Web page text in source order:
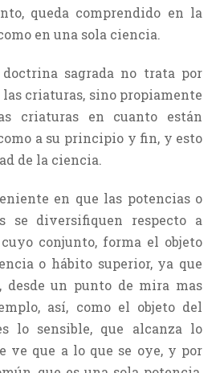
queda comprendido en la
en una sola ciencia.
doctrina sagrada no trata por
criaturas, sino propiamente
criaturas en cuanto están
a su principio y fin, y esto
de la ciencia.
en que las potencias o
se diversifiquen respecto a
conjunto, forma el objeto
o hábito superior, ya que
desde un punto de mira mas
así, como el objeto del
lo sensible, que alcanza lo
ve que a lo que se oye, y por